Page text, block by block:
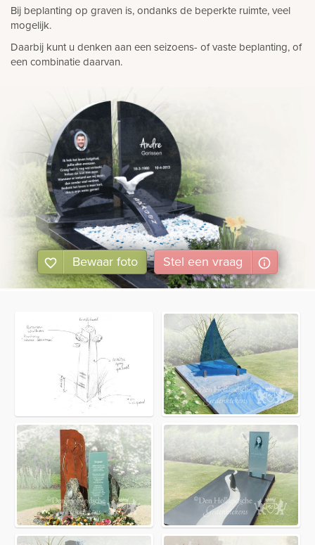
Bij beplanting op graven is, ondanks de beperkte ruimte, veel
mogelijk.
Daarbij kunt u denken aan een seizoens- of vaste beplanting, of
een combinatie daarvan.
Bewaar foto Stel een vraag